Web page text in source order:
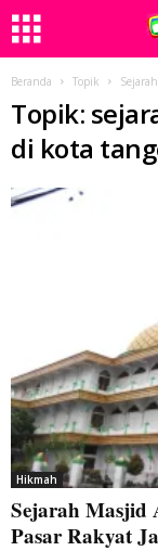
Beranda Topik
Topik:
di kota
Hikmah
Sejarah Masjid
Pasar Rakyat